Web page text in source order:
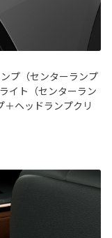
プ（センターランプ
イト（センターラン
ヘッドランプクリ